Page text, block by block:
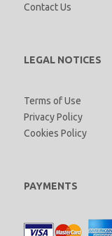
Contact Us
LEGAL NOTICES
Terms of Use
Privacy Policy
Cookies Policy
PAYMENTS